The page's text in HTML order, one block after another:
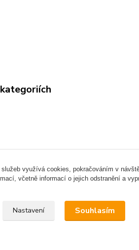
Upravit sběr cookies.
využívá cookies, pokračováním v
včetně informací o jejich odstranění a
Nastavení Souhlasím